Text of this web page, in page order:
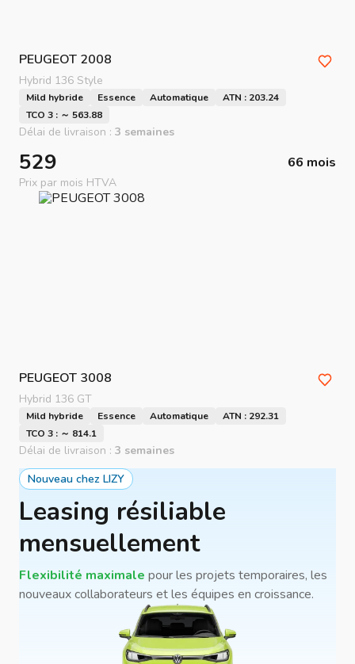
PEUGEOT 2008
Hybrid 136 Style
Mild hybride Essence Automatique
ATN : 203.24
TCO 3 : ～ 563.88
Délai de livraison : 3 semaines
529 66 mois
Prix par mois HTVA
PEUGEOT 3008
Hybrid 136 GT
Mild hybride Essence Automatique
ATN : 292.31
TCO 3 : ～ 814.1
Délai de livraison : 3 semaines
Nouveau chez LIZY
Leasing résiliable
mensuellement
Flexibilité maximale pour les projets temporaires, les
nouveaux collaborateurs et les équipes en croissance.